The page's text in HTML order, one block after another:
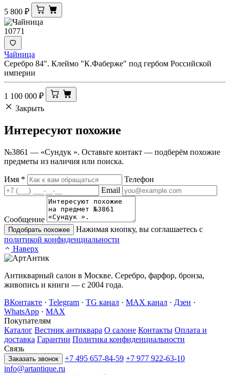
5 800 ₽
10771
Чайница
Серебро 84". Клеймо "К.Фаберже" под гербом Российской
империи
1 100 000 ₽
Закрыть
Интересуют похожие
№3861 — «Сундук ». Оставьте контакт — подберём похожие
предметы из наличия или поиска.
Имя *
Телефон
Email
Сообщение
Подобрать похожее
Нажимая кнопку, вы соглашаетесь с
политикой конфиденциальности
Наверх
Антикварный салон в Москве. Серебро, фарфор, бронза,
живопись и книги — с 2004 года.
ВКонтакте · Telegram · TG канал · MAX канал · Дзен ·
WhatsApp · MAX
Покупателям
Каталог Вестник антиквара О салоне Контакты Оплата и
доставка Гарантии Политика конфиденциальности
Связь
Заказать звонок +7 495 657-84-59 +7 977 922-63-10
info@artantique.ru